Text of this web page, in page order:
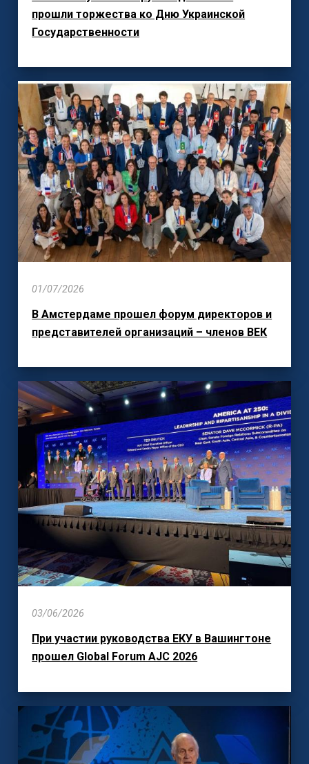
прошли торжества ко Дню Украинской
Государственности
01/07/2026
В Амстердаме прошел форум директоров и
представителей организаций – членов ВЕК
03/06/2026
При участии руководства ЕКУ в Вашингтоне
прошел Global Forum AJC 2026